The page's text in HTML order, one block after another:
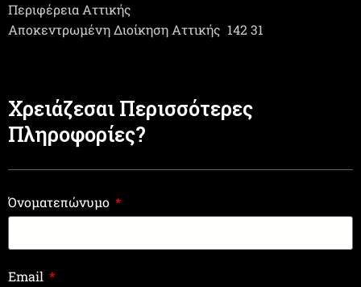
Περιφέρεια Αττικής
Αποκεντρωμένη Διοίκηση Αττικής 142 31
Χρειάζεσαι Περισσότερες
Πληροφορίες?
Όνοματεπώνυμο
Email